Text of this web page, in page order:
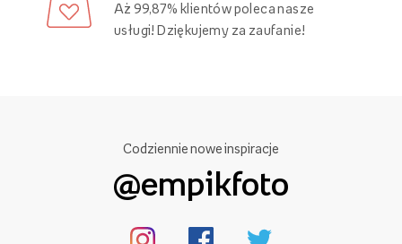
Aż 99,87% klientów poleca nasze
usługi! Dziękujemy za zaufanie!
Codziennie nowe inspiracje
@empikfoto